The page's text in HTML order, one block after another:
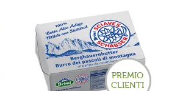
PREMIO
CLIENTI